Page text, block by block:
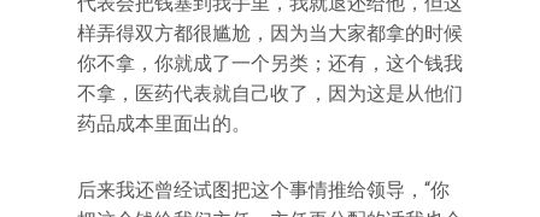
样弄得双方都很尴尬，因为当大家都拿的时候
你不拿，你就成了一个另类；还有，这个钱我
不拿，医药代表就自己收了，因为这是从他们
药品成本里面出的。
后来我还曾经试图把这个事情推给领导，“你